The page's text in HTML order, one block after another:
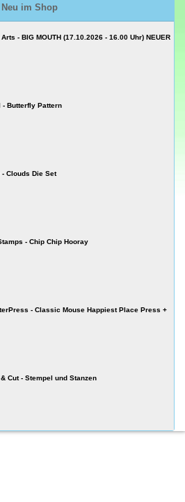
Neu im Shop
- BIG MOUTH (17.10.2026 - 16.00 Uhr) NEUER
- Butterfly Pattern
Clouds Die Set
- Chip Chip Hooray
- Classic Mouse Happiest Place Press +
Cut - Stempel und Stanzen